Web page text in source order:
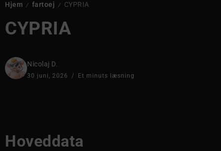
Hjem / fartoej / CYPRIA
CYPRIA
Nicolaj D.
30 juni, 2026 Et minuts læsning
Hoveddata